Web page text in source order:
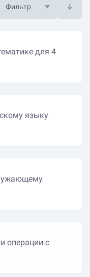
Фильтр
для 4
языку
операции с